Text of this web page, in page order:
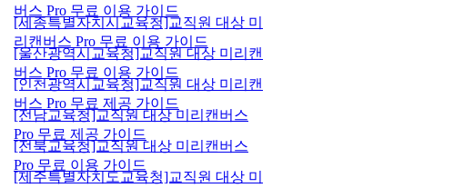
버스 Pro 무료 이용 가이드
[세종특별자치시교육청]교직원 대상 미
리캔버스 Pro 무료 이용 가이드
[울산광역시교육청]교직원 대상 미리캔
버스 Pro 무료 이용 가이드
[인천광역시교육청]교직원 대상 미리캔
버스 Pro 무료 제공 가이드
[전남교육청]교직원 대상 미리캔버스
Pro 무료 제공 가이드
[전북교육청]교직원 대상 미리캔버스
Pro 무료 이용 가이드
[제주특별자치도교육청]교직원 대상 미